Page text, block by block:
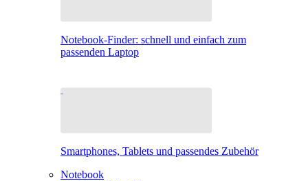
Notebook-Finder: schnell und einfach zum
passenden Laptop
Smartphones, Tablets und passendes Zubehör
Notebook